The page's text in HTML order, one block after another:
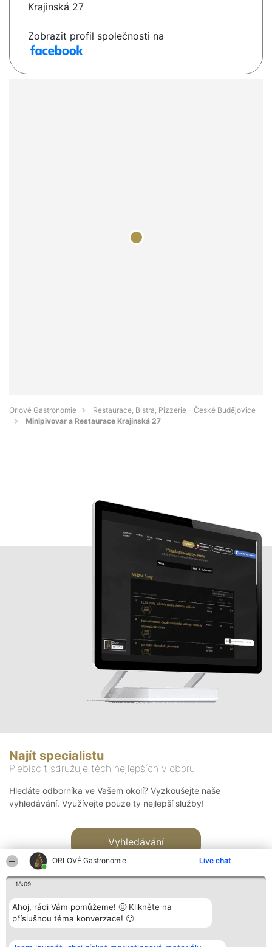
ORLOVÉ Gastronomie Live chat
18:09
Ahoj, rádi Vám pomůžeme! 🙂 Klikněte na
příslušnou téma konverzace! 🙂
Krajinská 27
Zobrazit profil společnosti na
Orlové Gastronomie
Restaurace, Bistra, Pizzerie - České Budějovice
Minipivovar a Restaurace Krajinská 27
Najít specialistu
Plebiscit sdružuje těch nejlepších v oboru
Hledáte odborníka ve Vašem okolí? Vyzkoušejte naše
vyhledávání. Využívejte pouze ty nejlepší služby!
Vyhledávání
Bright Side Solutions sp. z o.
Vítězové
Kontakt